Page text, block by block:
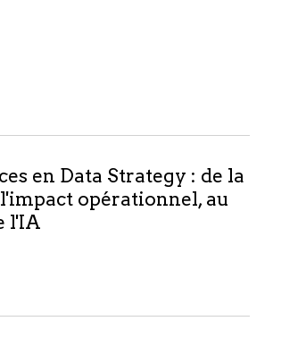
en Data Strategy : de la
opérationnel, au
l'IA